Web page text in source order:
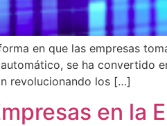
en que las empresas
se ha convertido
revolucionando los […]
en la